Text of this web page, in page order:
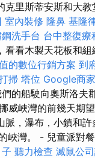
克里斯蒂安斯和大教
室內裝修 隆鼻 基隆
洗手台 台中整復療
看看木製天花板和組
的數位行銷方案 到
掃 塔位 Google商
的船駛向奧斯洛夫
威峽灣的前幾天期
脈，瀑布，小鎮和許
峽灣。 - 兒童派對
聽力檢查 滅鼠公